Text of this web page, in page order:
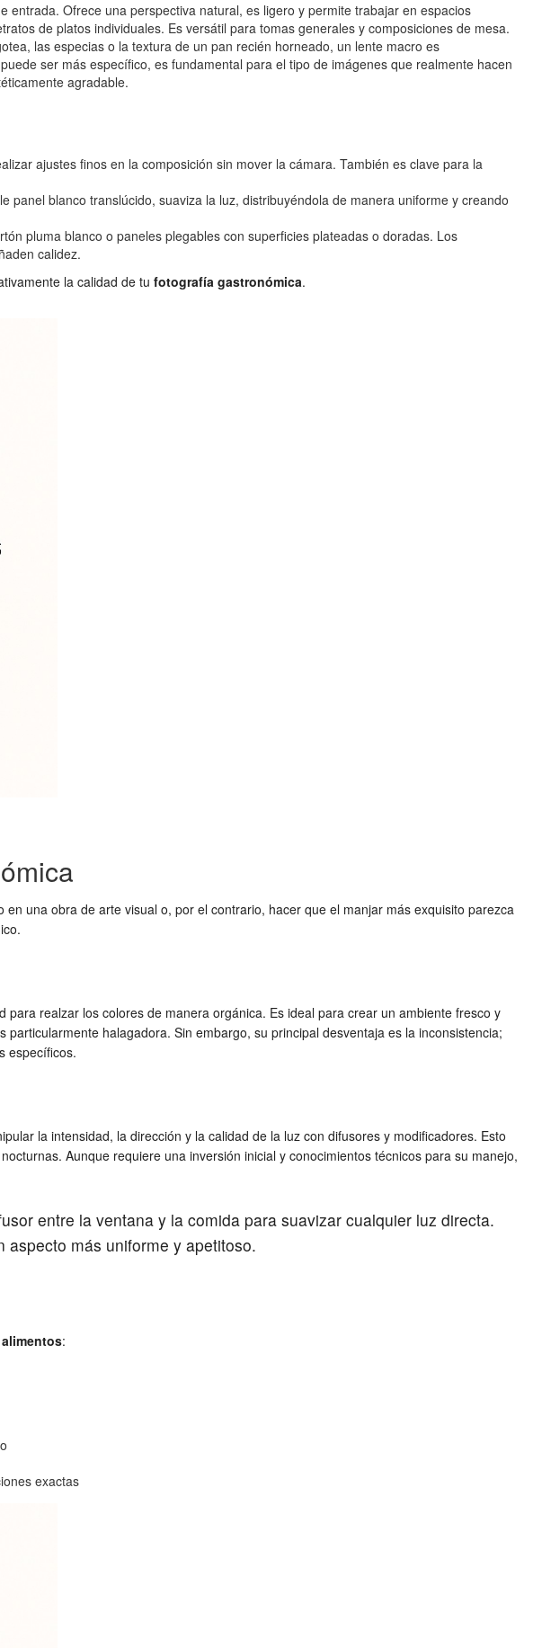
Ofrece una perspectiva natural, es ligero y permite trabajar en espacios
de platos individuales. Es versátil para tomas generales y composiciones de mesa.
las especias o la textura de un pan recién horneado, un lente macro es
ser más específico, es fundamental para el tipo de imágenes que realmente hacen
agradable.
ajustes finos en la composición sin mover la cámara. También es clave para la
blanco translúcido, suaviza la luz, distribuyéndola de manera uniforme y creando
pluma blanco o paneles plegables con superficies plateadas o doradas. Los
calidez.
la calidad de tu fotografía gastronómica.
en una obra de arte visual o, por el contrario, hacer que el manjar más exquisito parezca
realzar los colores de manera orgánica. Es ideal para crear un ambiente fresco y
halagadora. Sin embargo, su principal desventaja es la inconsistencia;
específicos.
la intensidad, la dirección y la calidad de la luz con difusores y modificadores. Esto
Aunque requiere una inversión inicial y conocimientos técnicos para su manejo,
entre la ventana y la comida para suavizar cualquier luz directa.
más uniforme y apetitoso.
:
exactas